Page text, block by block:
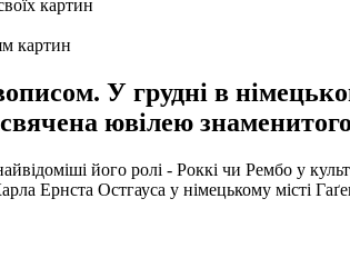
картин
У грудні в
ювілею
його ролі - Роккі чи Рембо у
Ернста Остгауса у німецькому місті